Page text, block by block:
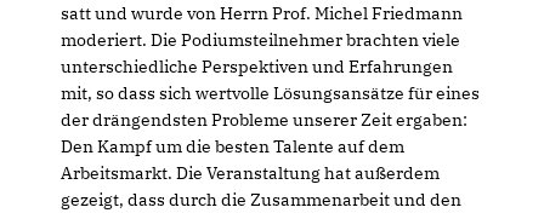
satt und wurde von Herrn Prof. Michel Friedmann
moderiert. Die Podiumsteilnehmer brachten viele
unterschiedliche Perspektiven und Erfahrungen
mit, so dass sich wertvolle Lösungsansätze für eines
der drängendsten Probleme unserer Zeit ergaben:
Den Kampf um die besten Talente auf dem
Arbeitsmarkt. Die Veranstaltung hat außerdem
gezeigt, dass durch die Zusammenarbeit und den